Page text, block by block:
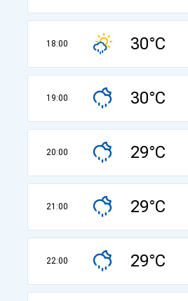
18:00 30°C
19:00 30°C
20:00 29°C
21:00 29°C
22:00 29°C